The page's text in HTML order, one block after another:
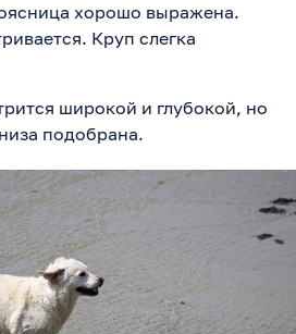
хорошо выражена.
Круп слегка
широкой и глубокой, но
подобрана.